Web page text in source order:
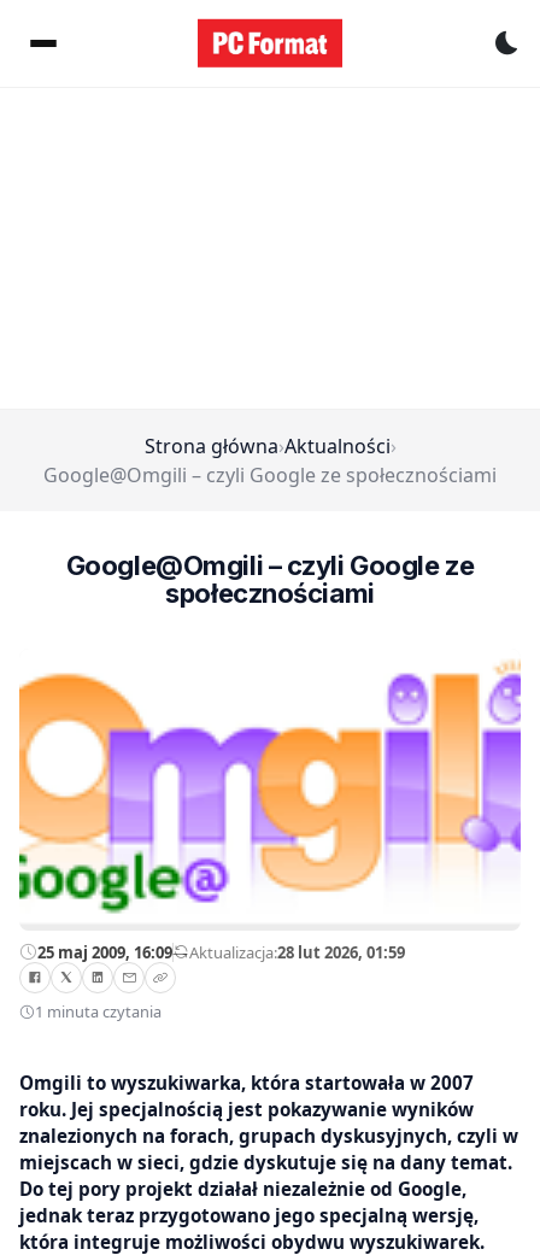
Strona główna›Aktualności›
Google@Omgili – czyli Google ze społecznościami
Google@Omgili – czyli Google ze
społecznościami
25 maj 2009, 16:09—Aktualizacja:28 lut 2026, 01:59
1 minuta czytania
Omgili to wyszukiwarka, która startowała w 2007
roku. Jej specjalnością jest pokazywanie wyników
znalezionych na forach, grupach dyskusyjnych, czyli w
miejscach w sieci, gdzie dyskutuje się na dany temat.
Do tej pory projekt działał niezależnie od Google,
jednak teraz przygotowano jego specjalną wersję,
która integruje możliwości obydwu wyszukiwarek.